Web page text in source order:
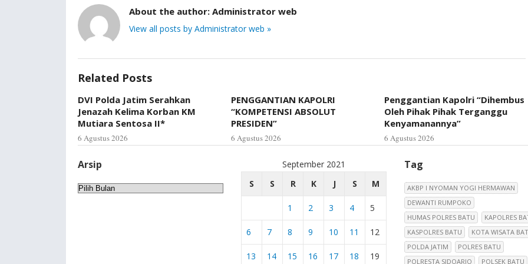
About the author: Administrator web
View all posts by Administrator web »
Related Posts
DVI Polda Jatim Serahkan
Jenazah Kelima Korban KM
Mutiara Sentosa II*
6 Agustus 2026
PENGGANTIAN KAPOLRI
“KOMPETENSI ABSOLUT
PRESIDEN”
6 Agustus 2026
Penggantian Kapolri “Dihembus
Oleh Pihak Pihak Terganggu
Kenyamanannya”
6 Agustus 2026
Arsip
Arsip
September 2021
S
S R K J S M
1 2 3 4 5
6 7 8 9 10 11 12
13 14 15 16 17 18 19
Tag
AKBP I NYOMAN YOGI HERMAWAN
DEWANTI RUMPOKO
HUMAS POLRES BATU
KAPOLRES
KASPOLRES BATU
KOTA WISATA
POLDA JATIM
POLRES BATU
POLRESTA SIDOARJO
POLSEK BATU